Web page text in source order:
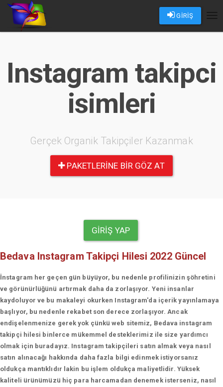
GİRİŞ
Instagram takipci
isimleri
Gerçek Organik Takipçiler Kazanmak
PAKETLERINE BIR GÖZ AT
GIRIŞ YAP
Bedava Instagram Takipçi Hilesi 2022 Güncel
İnstagram her geçen gün büyüyor, bu nedenle profilinizin şöhretini
ve görünürlüğünü artırmak daha da zorlaşıyor. Yeni insanlar
kaydoluyor ve bu makaleyi okurken Instagram'da içerik yayınlamaya
başlıyor, bu nedenle rekabet son derece zorlaşıyor. Ancak
endişelenmenize gerek yok çünkü web sitemiz, Bedava instagram
takipçi hilesi binlerce mükemmel desteklerimiz ile size yardımcı
olmak için buradayız. Instagram takipçileri satın almak veya nasıl
satın alınacağı hakkında daha fazla bilgi edinmek istiyorsanız
oldukça mantıklıdır lakin bu işlem oldukça maliyetlidir. Yüksek
kaliteli ürünümüzü hiç para harcamadan denemek isterseniz, nasıl